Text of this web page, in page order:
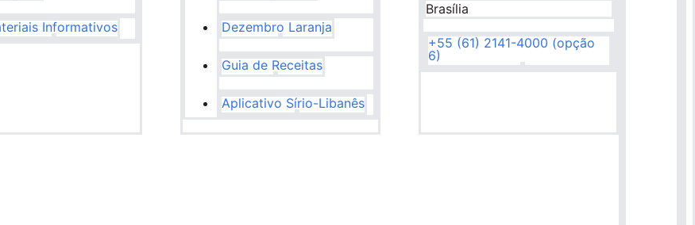
Informativos Dezembro Laranja
Guia de Receitas
Aplicativo Sírio-Libanês
Brasília
+55 (61) 2141-4000 (opção
6)